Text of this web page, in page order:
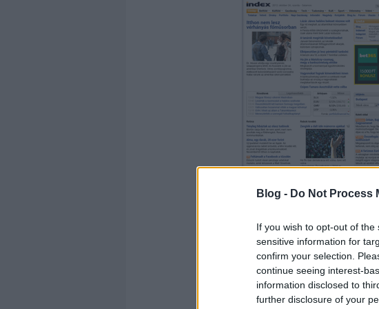
Blog - Do Not Process
If you wish to opt-out of
sensitive information for
confirm your selection.
continue seeing interest-
information disclosed to
further disclosure of your